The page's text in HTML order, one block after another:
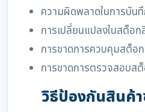
ความผิดพลาดในการบัน
การเปลี่ยนแปลงในสต็อ
การขาดการควบคุมสต็อ
การขาดการตรวจสอบส
วิธีป้องกันสินค้